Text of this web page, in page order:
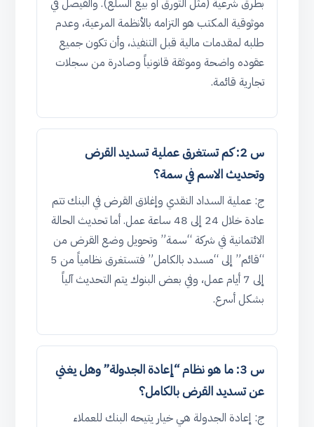
بطرق شرعية (مثل التورق أو بيع السلع). والفيصل في
موثوقية المكتب هو التزامه بالأنظمة المرعية، وعدم
طلبه لمقدمات مالية قبل التنفيذ، وأن تكون جميع
عقوده واضحة وموثقة قانونياً وصادرة من سجلات
تجارية قائمة.
س 2: كم تستغرق عملية تسديد القرض
وتحديث الاسم في سمة؟
ج: عملية السداد النقدي وإغلاق القرض في البنك تتم
عادة خلال 24 إلى 48 ساعة عمل. أما تحديث الحالة
الائتمانية في شركة “سمة” وتحويل وضع القرض من
“قائم” إلى “مسدد بالكامل” فتستغرق نظامياً من 5
إلى 7 أيام عمل، وفي بعض البنوك يتم التحديث آلياً
بشكل أسرع.
س 3: ما هو نظام “إعادة الجدولة” وهل يغني
عن تسديد القرض بالكامل؟
ج: إعادة الجدولة هي خيار يتيحه البنك للعملاء